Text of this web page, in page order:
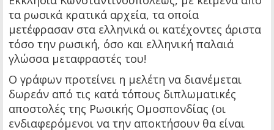
τα ρωσικά κρατικά αρχεία, τα οποία
μετέφρασαν στα ελληνικά οι κατέχοντες άριστα
τόσο την ρωσική, όσο και ελληνική παλαιά
γλώσσα μεταφραστές του!
Ο γράφων προτείνει η μελέτη να διανέμεται
δωρεάν από τις κατά τόπους διπλωματικές
αποστολές της Ρωσικής Ομοσπονδίας (οι
ενδιαφερόμενοι να την αποκτήσουν θα είναι